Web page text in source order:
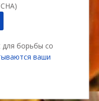
для борьбы со
ваши